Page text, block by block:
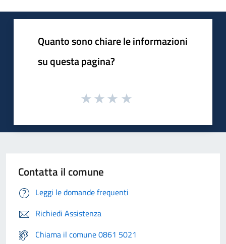
Quanto sono chiare le informazioni
su questa pagina?
Contatta il comune
Leggi le domande frequenti
Richiedi Assistenza
Chiama il comune 0861 5021